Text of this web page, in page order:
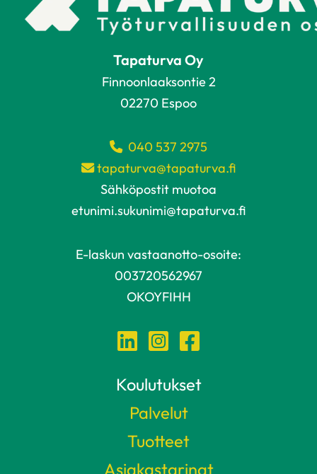
Tapaturva Oy
Finnoonlaaksontie 2
02270 Espoo
040 537 2975
tapaturva@tapaturva.fi
Sähköpostit muotoa
etunimi.sukunimi@tapaturva.fi
E-laskun vastaanotto-osoite:
003720562967
OKOYFIHH
Koulutukset
Palvelut
Tuotteet
Asiakastarinat